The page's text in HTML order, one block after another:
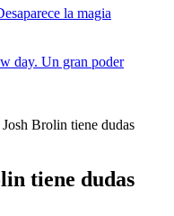
la magia
day. Un gran poder
Brolin tiene dudas
tiene dudas